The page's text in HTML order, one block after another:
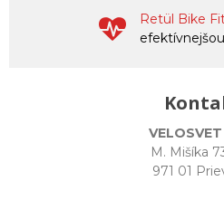
Retül Bike
M. Mišíka
971 01